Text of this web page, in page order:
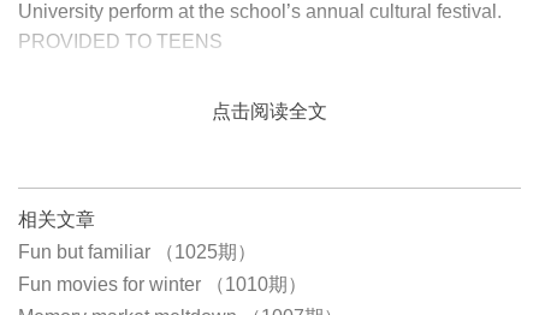
University perform at the school’s annual cultural festival.
PROVIDED TO TEENS
点击阅读全文
相关文章
Fun but familiar （1025期）
Fun movies for winter （1010期）